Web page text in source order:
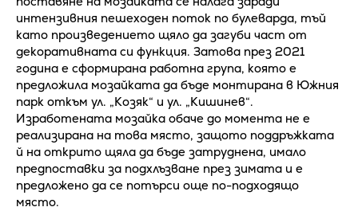
интензивния пешеходен поток по булеварда, тъй
като произведението щяло да загуби част от
декоративната си функция. Затова през 2021
година е сформирана работна група, която е
предложила мозайката да бъде монтирана в Южния
парк откъм ул. „Козяк“ и ул. „Кишинев“.
Изработената мозайка обаче до момента не е
реализирана на това място, защото поддръжката
й на открито щяла да бъде затруднена, имало
предпоставки за подхлъзване през зимата и е
предложено да се потърси още по-подходящо
място.